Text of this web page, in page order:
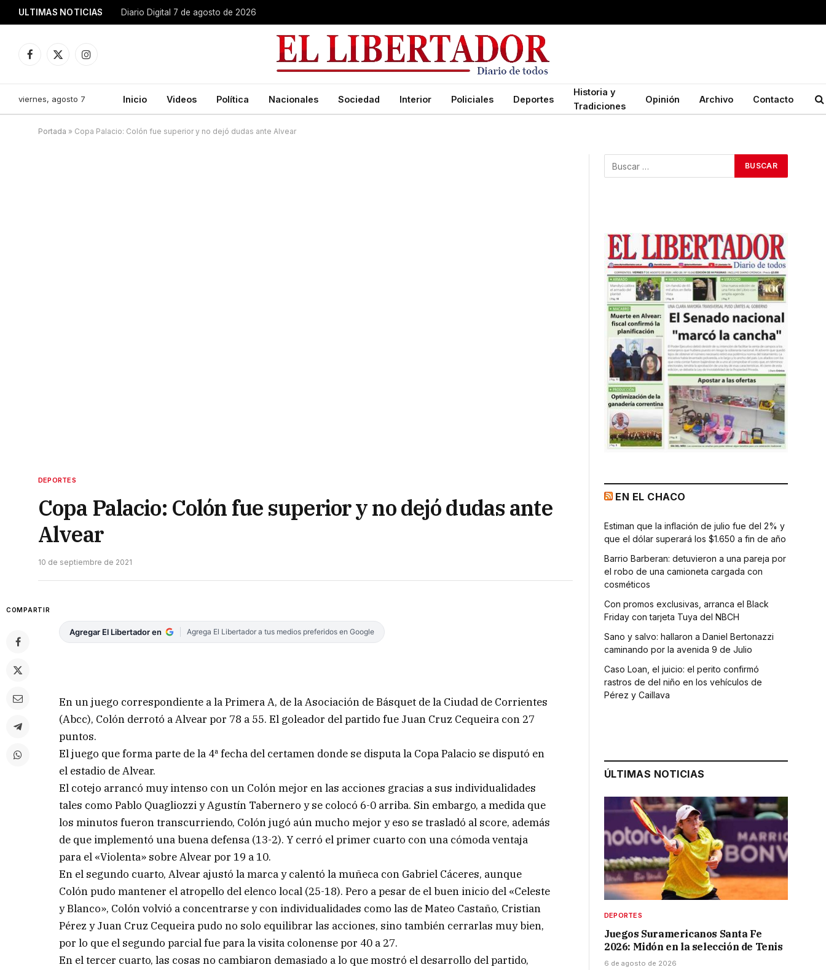
ULTIMAS NOTICIAS Diario Digital 7 de agosto de 2026
Facebook
X
Instagram
viernes, agosto 7 Inicio Videos Política Nacionales Sociedad Interior Policiales Deportes
Historia y
Tradiciones
Opinión Archivo Contacto
Portada » Copa Palacio: Colón fue superior y no dejó dudas ante Alvear
DEPORTES
Copa Palacio: Colón fue superior y no dejó dudas ante
Alvear
10 de septiembre de 2021
COMPARTIR
Agregar El Libertador en Agrega El Libertador a tus medios preferidos en Google
En un juego correspondiente a la Primera A, de la Asociación de Básquet de la Ciudad de Corrientes
(Abcc), Colón derrotó a Alvear por 78 a 55. El goleador del partido fue Juan Cruz Cequeira con 27
puntos.
El juego que forma parte de la 4ª fecha del certamen donde se disputa la Copa Palacio se disputó en
el estadio de Alvear.
El cotejo arrancó muy intenso con un Colón mejor en las acciones gracias a sus individualidades
tales como Pablo Quagliozzi y Agustín Tabernero y se colocó 6-0 arriba. Sin embargo, a medida que
los minutos fueron transcurriendo, Colón jugó aún mucho mejor y eso se trasladó al score, además
de que implementó una buena defensa (13-2). Y cerró el primer cuarto con una cómoda ventaja
para el «Violenta» sobre Alvear por 19 a 10.
En el segundo cuarto, Alvear ajustó la marca y calentó la muñeca con Gabriel Cáceres, aunque
Colón pudo mantener el atropello del elenco local (25-18). Pero a pesar de el buen inicio del «Celeste
y Blanco», Colón volvió a concentrarse y con individualidades como las de Mateo Castaño, Cristian
Pérez y Juan Cruz Cequeira pudo no solo equilibrar las acciones, sino también cerrarlas muy bien,
por lo que el segundo parcial fue para la visita colonense por 40 a 27.
En el tercer cuarto, las cosas no cambiaron demasiado a lo que mostró el desarrollo del partido,
EN EL CHACO
Estiman que la inflación de julio fue del 2% y
que el dólar superará los $1.650 a fin de año
Barrio Barberan: detuvieron a una pareja por
el robo de una camioneta cargada con
cosméticos
Con promos exclusivas, arranca el Black
Friday con tarjeta Tuya del NBCH
Sano y salvo: hallaron a Daniel Bertonazzi
caminando por la avenida 9 de Julio
Caso Loan, el juicio: el perito confirmó
rastros de del niño en los vehículos de
Pérez y Caillava
ÚLTIMAS NOTICIAS
DEPORTES
Juegos Suramericanos Santa Fe
2026: Midón en la selección de Tenis
6 de agosto de 2026